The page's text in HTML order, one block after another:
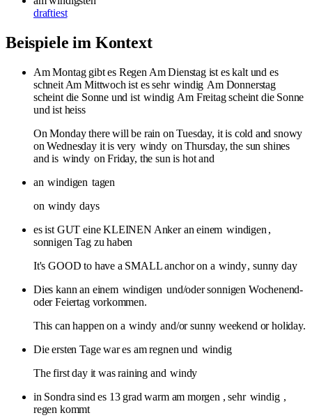
draftiest
Beispiele im Kontext
Am Montag gibt es Regen Am Dienstag ist es kalt und es
schneit Am Mittwoch ist es sehr windig Am Donnerstag
scheint die Sonne und ist windig Am Freitag scheint die Sonne
und ist heiss
On Monday there will be rain on Tuesday, it is cold and snowy
on Wednesday it is very windy on Thursday, the sun shines
and is windy on Friday, the sun is hot and
an windigen tagen
on windy days
es ist GUT eine KLEINEN Anker an einem windigen ,
sonnigen Tag zu haben
It's GOOD to have a SMALL anchor on a windy, sunny day
Dies kann an einem windigen und/oder sonnigen Wochenend-
oder Feiertag vorkommen.
This can happen on a windy and/or sunny weekend or holiday.
Die ersten Tage war es am regnen und windig
The first day it was raining and windy
in Sondra sind es 13 grad warm am morgen , sehr windig ,
regen kommt